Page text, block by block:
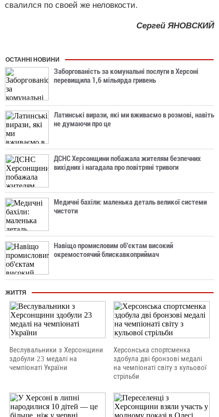
свалился по своей же неловкости.
Сергей ЯНОВСКИЙ
ОСТАННІ НОВИНИ
Заборгованість за комунальні послуги в Херсоні
перевищила 1,6 мільярда гривень
Латинські вирази, які ми вживаємо в розмові, навіть
не думаючи про це
ДСНС Херсонщини побажала жителям безпечних
вихідних і нагадала про повітряні тривоги
Медичні бахіли: маленька деталь великої системи
чистоти
Навіщо промисловим об'єктам високий
окремостоячий блискавкоприймач
ЖИТТЯ
Веслувальники з Херсонщини
здобули 23 медалі на
чемпіонаті України
Херсонська спортсменка
здобула дві бронзові медалі
на чемпіонаті світу з кульової
стрільби